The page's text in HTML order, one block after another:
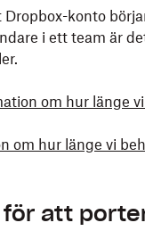
konto
i ett team är
om hur länge
om hur länge vi
för att